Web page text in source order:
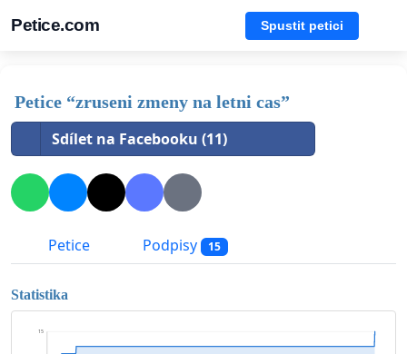
Petice.com Spustit petici
Petice “zruseni zmeny na letni cas”
Sdílet na Facebooku (11)
Petice Podpisy 15
Statistika
15